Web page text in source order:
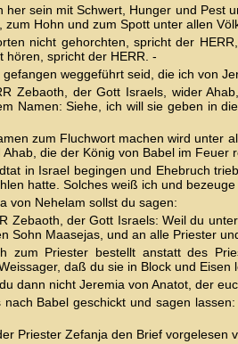
her sein mit Schwert, Hunger und Pest
zum Hohn und zum Spott unter allen
nicht gehorchten, spricht der
hören, spricht der HERR. -
weggeführt seid, die ich von
Zebaoth, der Gott Israels, wider
Namen: Siehe, ich will sie geben in
zum Fluchwort machen wird unter
die der König von Babel im Feuer
in Israel begingen und Ehebruch
hatte. Solches weiß ich und
von Nehelam sollst du sagen:
Zebaoth, der Gott Israels: Weil du
Sohn Maasejas, und an alle Priester
zum Priester bestellt anstatt des
daß du sie in Block und Eisen
dann nicht Jeremia von Anatot, der
Babel geschickt und sagen
Priester Zefanja den Brief vorgelesen